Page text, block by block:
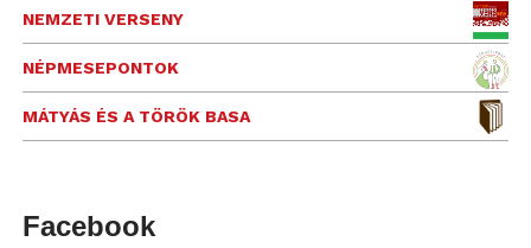
NEMZETI VERSENY
NÉPMESEPONTOK
MÁTYÁS ÉS A TÖRÖK BASA
Facebook